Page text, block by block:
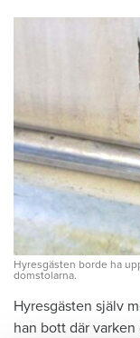
Hyresgästen borde ha
domstolarna.
Hyresgästen själv
han bott där